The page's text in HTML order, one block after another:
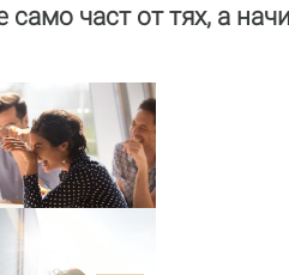
само част от тях, а